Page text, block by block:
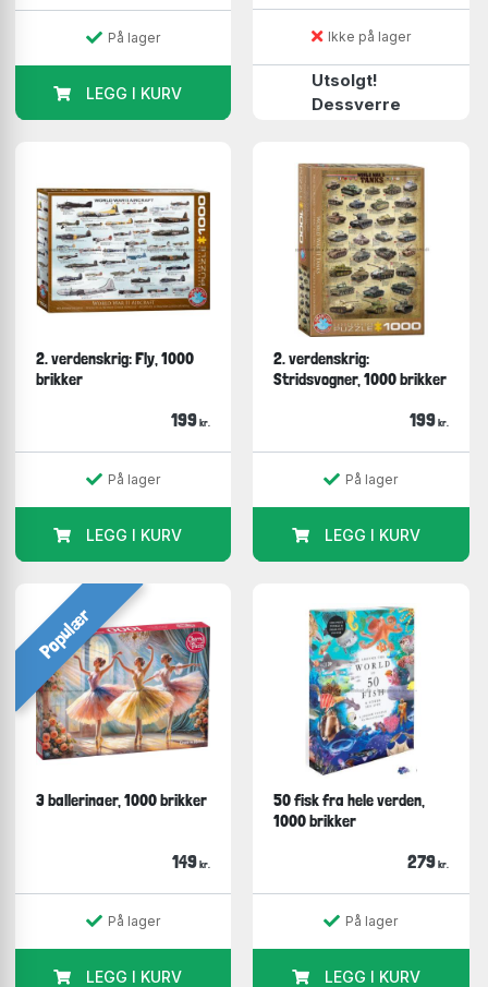
På lager
LEGG I KURV
Ikke på lager
Utsolgt!
Dessverre
2. verdenskrig: Fly, 1000
brikker
199 kr.
På lager
LEGG I KURV
2. verdenskrig:
Stridsvogner, 1000 brikker
199 kr.
På lager
LEGG I KURV
Populær
3 ballerinaer, 1000 brikker
149 kr.
På lager
LEGG I KURV
50 fisk fra hele verden,
1000 brikker
279 kr.
På lager
LEGG I KURV